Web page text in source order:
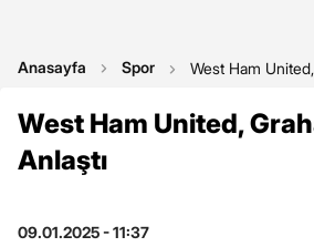
Anasayfa Spor West Ham
West Ham United,
Anlaştı
09.01.2025 - 11:37